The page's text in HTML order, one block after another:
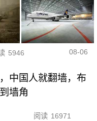
5946 08-06
中国人就翻墙，布
墙角
阅读 16971